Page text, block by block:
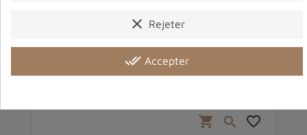
Bracelet tibetain bouddhiste Guru Rinpoché -
24,90 €
shopping_cart  favorite_border
clear Rejeter
done_all Accepter